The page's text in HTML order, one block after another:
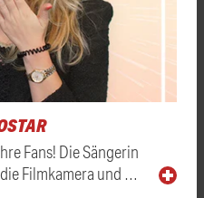
Fans! Die Sängerin
Filmkamera und …